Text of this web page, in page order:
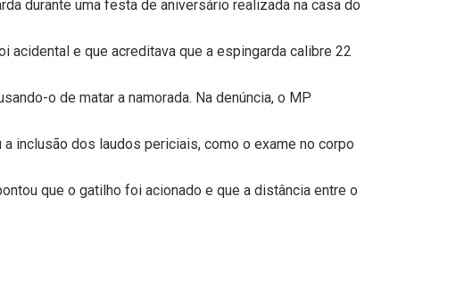
durante uma festa de aniversário realizada na casa do
acidental e que acreditava que a espingarda calibre 22
o de matar a namorada. Na denúncia, o MP
inclusão dos laudos periciais, como o exame no corpo
que o gatilho foi acionado e que a distância entre o